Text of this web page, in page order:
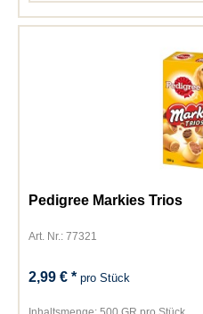
Pedigree Markies Trios
Art. Nr.: 77321
2,99 € *pro Stück